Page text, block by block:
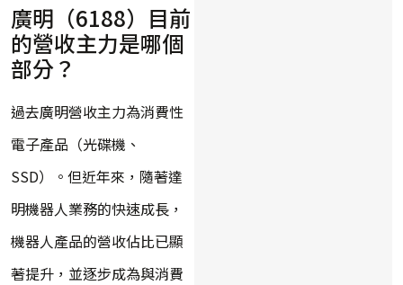
廣明（6188）目前
的營收主力是哪個
部分？
過去廣明營收主力為消費性
電子產品（光碟機、
SSD）。但近年來，隨著達
明機器人業務的快速成長，
機器人產品的營收佔比已顯
著提升，並逐步成為與消費